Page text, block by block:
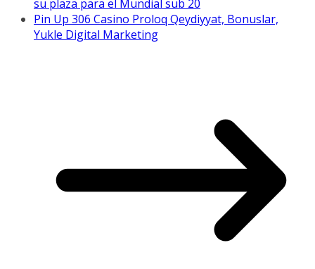
su plaza para el Mundial sub 20
Pin Up 306 Casino Proloq Qeydiyyat, Bonuslar,
Yukle Digital Marketing